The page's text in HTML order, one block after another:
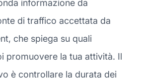
informazione da
di traffico accettata da
che spiega su quali
promuovere la tua attività. Il
è controllare la durata dei